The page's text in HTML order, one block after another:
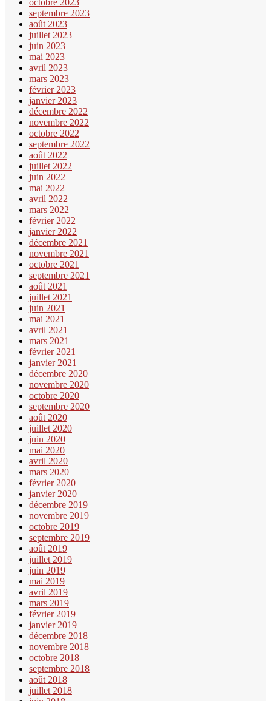
octobre 2023
septembre 2023
août 2023
juillet 2023
juin 2023
mai 2023
avril 2023
mars 2023
février 2023
janvier 2023
décembre 2022
novembre 2022
octobre 2022
septembre 2022
août 2022
juillet 2022
juin 2022
mai 2022
avril 2022
mars 2022
février 2022
janvier 2022
décembre 2021
novembre 2021
octobre 2021
septembre 2021
août 2021
juillet 2021
juin 2021
mai 2021
avril 2021
mars 2021
février 2021
janvier 2021
décembre 2020
novembre 2020
octobre 2020
septembre 2020
août 2020
juillet 2020
juin 2020
mai 2020
avril 2020
mars 2020
février 2020
janvier 2020
décembre 2019
novembre 2019
octobre 2019
septembre 2019
août 2019
juillet 2019
juin 2019
mai 2019
avril 2019
mars 2019
février 2019
janvier 2019
décembre 2018
novembre 2018
octobre 2018
septembre 2018
août 2018
juillet 2018